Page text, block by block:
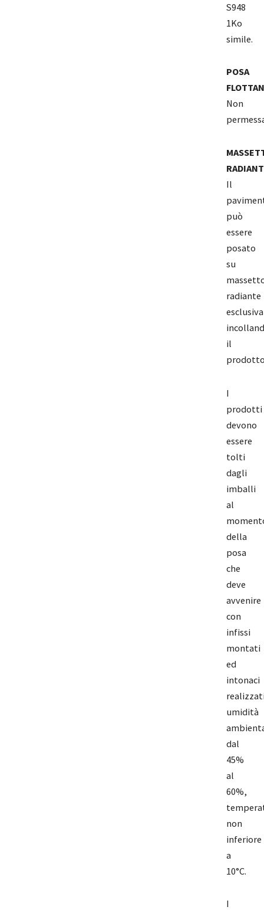
S948
1Ko
simile.
POSA
Non
Il
può
essere
posato
su
radiante
il
I
prodotti
devono
essere
tolti
dagli
imballi
al
della
posa
che
deve
avvenire
con
infissi
montati
ed
intonaci
umidità
dal
45%
al
60%,
non
inferiore
a
10°C.
I